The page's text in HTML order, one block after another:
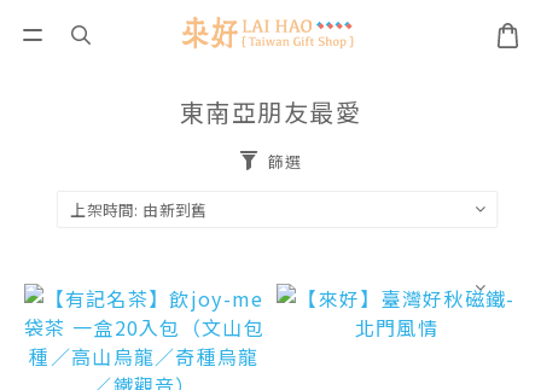
東南亞朋友最愛
篩選